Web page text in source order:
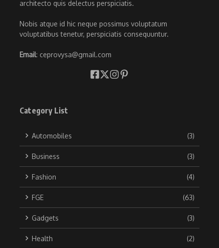
architecto quis delectus perspiciatis.
Nobis atque id hic neque possimus voluptatum
voluptatibus tenetur, perspiciatis consequuntur.
Email: ceprovysa@gmail.com
Category List
Automobiles (3)
Business (3)
Fashion (4)
FGE (63)
Gadgets (3)
Health (2)